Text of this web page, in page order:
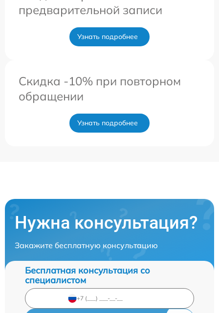
предварительной записи
Узнать подробнее
Скидка -10% при повторном
обращении
Узнать подробнее
Нужна консультация?
Закажите бесплатную консультацию
Бесплатная консультация со
специалистом